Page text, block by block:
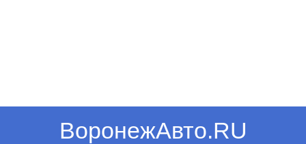
ВоронежАвто.RU